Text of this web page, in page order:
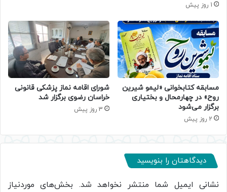
1 روز پیش
مسابقه کتابخوانی «لیمو شیرین
روح» در چهارمحال و بختیاری
برگزار می‌شود
2 روز پیش
شورای اقامه نماز پزشکی قانونی
خراسان رضوی برگزار شد
3 روز پیش
دیدگاهتان را بنویسید
نشانی ایمیل شما منتشر نخواهد شد. بخش‌های موردنیاز